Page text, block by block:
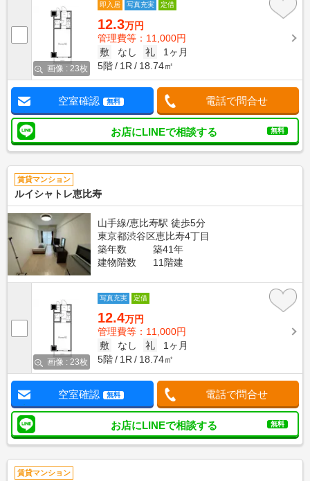
画像 : 23枚
即入居 写真充実 定借
12.3万円
管理費等：11,000円
敷
なし 礼
1ヶ月
5階
1R 18.74㎡
空室確認 無料 電話で問合せ
お店にLINEで相談する 無料
賃貸マンション
ルイシャトレ恵比寿
山手線/恵比寿駅 徒歩5分
東京都渋谷区恵比寿4丁目
築年数
築41年
建物階数
11階建
画像 : 23枚
写真充実 定借
12.4万円
管理費等：11,000円
敷
なし 礼
1ヶ月
5階
1R 18.74㎡
空室確認 無料 電話で問合せ
お店にLINEで相談する 無料
賃貸マンション